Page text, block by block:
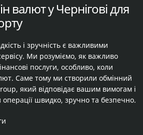
валют у Чернігові для
і зручність є важливими
Ми розуміємо, як важливо
послуги, особливо, коли
Саме тому ми створили обмінний
який відповідає вашим вимогам і
операції швидко, зручно та безпечно.